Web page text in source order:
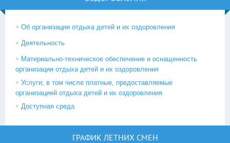
Об организации отдыха детей и их оздоровления
Деятельность
Материально-техническое обеспечение и оснащенность
организации отдыха детей и их оздоровления
Услуги, в том числе платные, предоставляемые
организацией отдыха детей и их оздоровления
Доступная среда
ГРАФИК ЛЕТНИХ СМЕН